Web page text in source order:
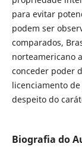
para evitar
podem ser
comparados,
norteamericano
conceder poder
licenciamento
despeito do
Biografia do